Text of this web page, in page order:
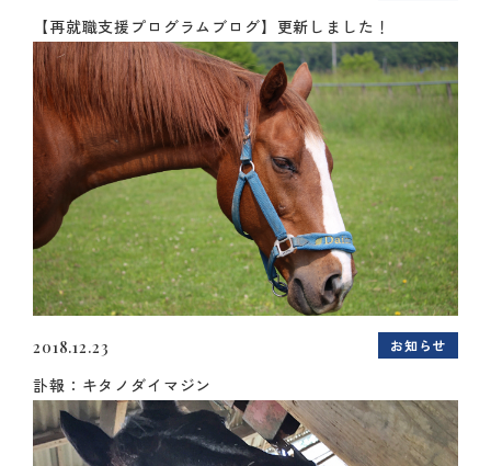
【再就職支援プログラムブログ】更新しました！
2018.12.23 お知らせ
訃報：キタノダイマジン